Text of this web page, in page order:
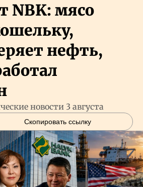
NBK: мясо
нефть,
новости 3 августа
Скопировать ссылку